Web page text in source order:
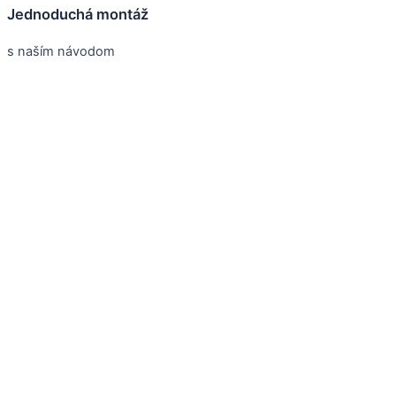
Jednoduchá montáž
s naším návodom